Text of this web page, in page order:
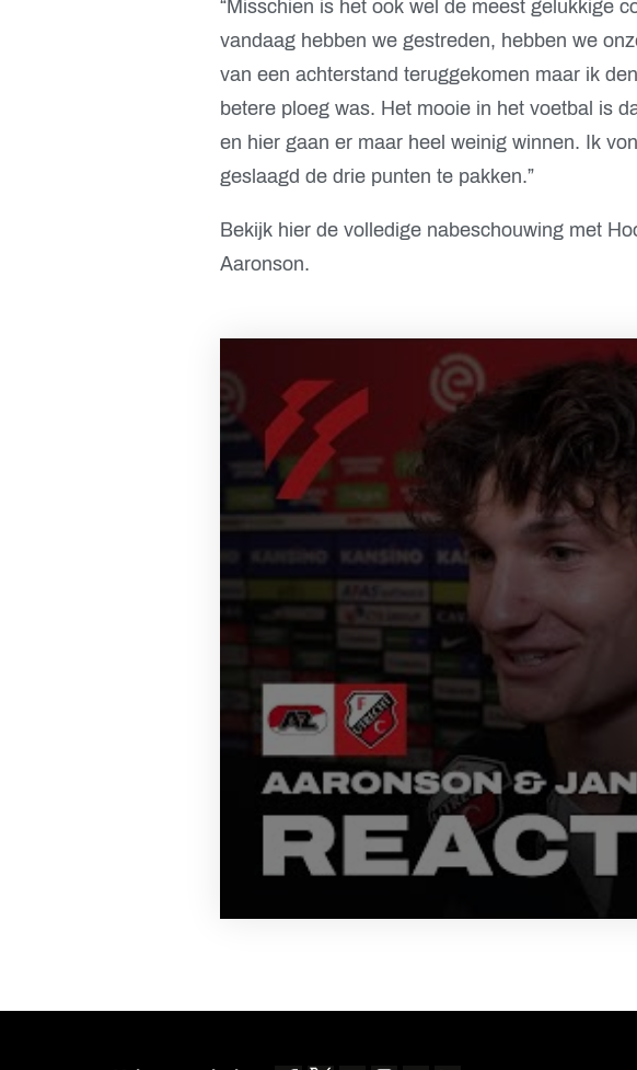
“Misschien is het ook wel de meest gelukkige
vandaag hebben we gestreden, hebben we
van een achterstand teruggekomen maar ik
betere ploeg was. Het mooie in het voetbal is
en hier gaan er maar heel weinig winnen. Ik
geslaagd de drie punten te pakken.”
Bekijk hier de volledige nabeschouwing met
Aaronson.